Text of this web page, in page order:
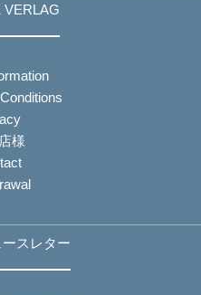
VERLAG
様
スレター